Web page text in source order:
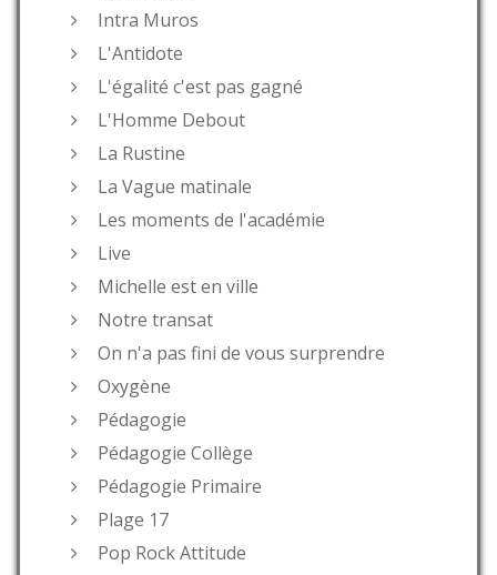
Intra Muros
L'Antidote
L'égalité c'est pas gagné
L'Homme Debout
La Rustine
La Vague matinale
Les moments de l'académie
Live
Michelle est en ville
Notre transat
On n'a pas fini de vous surprendre
Oxygène
Pédagogie
Pédagogie Collège
Pédagogie Primaire
Plage 17
Pop Rock Attitude